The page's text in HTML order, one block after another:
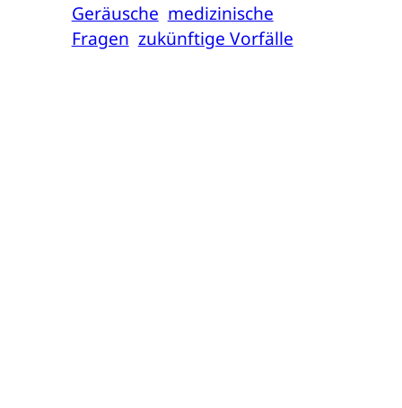
Geräusche medizinische
Fragen zukünftige Vorfälle